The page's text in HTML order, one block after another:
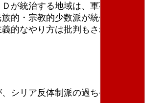
が統治する地域は、軍事闘争を
的・宗教的少数派が統合され参
的なやり方は批判もされてき
シリア反体制派の過ちや欠点も